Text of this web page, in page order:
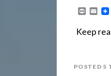
n
E
i
Keep
POSTED 5